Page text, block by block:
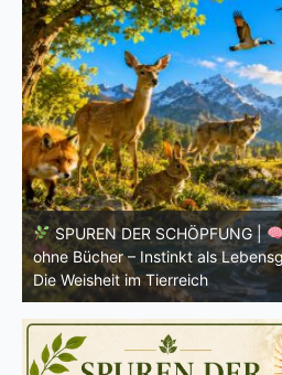
SPUREN DER SCHÖPFUNG |
Serie |
Die Weisheit im Tierreich